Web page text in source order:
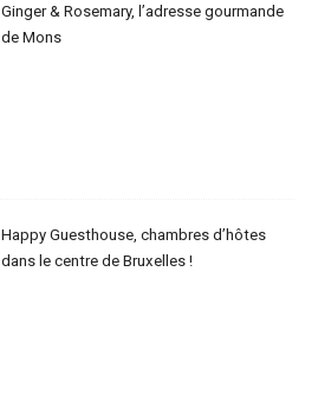
Ginger & Rosemary, l’adresse gourmande
de Mons
Happy Guesthouse, chambres d’hôtes
dans le centre de Bruxelles !